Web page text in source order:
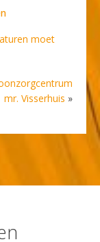
moet
mr. Visserhuis »